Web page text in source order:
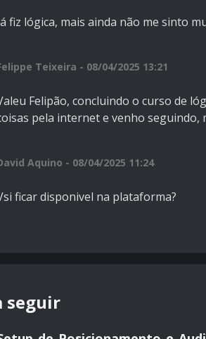
fiz lógica, mais ainda não me sinto
Teixeira - 08/04/2025 13:21
Felipão, concluindo o curso de
pela internet e venho seguindo,
Aquino - 08/04/2025 11:24
ficar disponivel na plataforma?
seguir